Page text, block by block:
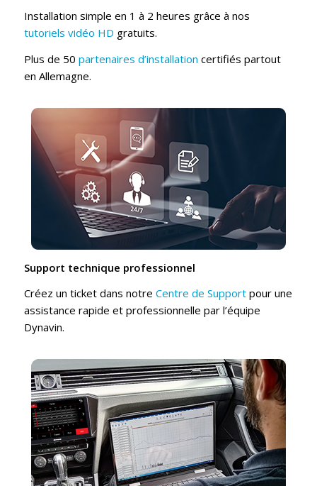
Installation simple en 1 à 2 heures grâce à nos
tutoriels vidéo HD gratuits.
Plus de 50 partenaires d’installation certifiés partout
en Allemagne.
Support technique professionnel
Créez un ticket dans notre Centre de Supportpour une
assistance rapide et professionnelle par l’équipe
Dynavin.